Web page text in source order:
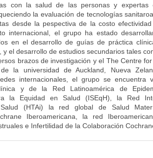
con la salud de las personas y expertas
la evaluación de tecnologías
desde la pespectiva de la costo
internacional, el grupo ha estado
en el desarrollo de guías de práctica
y el desarrollo de estudios secundarios tales
brazos de investigación y el The Centre
de la universidad de Auckland, Nueva
internacionales, el grupo se encuentra
y de la Red Latinoamérica de
la Equidad en Salud (ISEqH), la Red
(HTAi) la red global de Salud
Iberoamericana, la red
e Infertilidad de la Colaboración